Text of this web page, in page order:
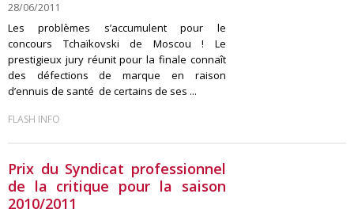
28/06/2011
Les problèmes s’accumulent pour le
concours Tchaïkovski de Moscou ! Le
prestigieux jury réunit pour la finale connaît
des défections de marque en raison
d’ennuis de santé de certains de ses ...
FLASH INFO
Prix du Syndicat professionnel
de la critique pour la saison
2010/2011